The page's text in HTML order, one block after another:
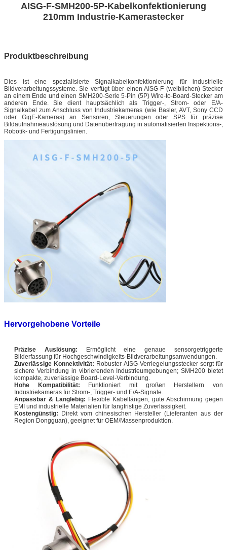
AISG-F-SMH200-5P-Kabelkonfektionierung
210mm Industrie-Kamerastecker
Produktbeschreibung
Dies ist eine spezialisierte Signalkabelkonfektionierung für industrielle
Bildverarbeitungssysteme. Sie verfügt über einen AISG-F (weiblichen) Stecker
an einem Ende und einen SMH200-Serie 5-Pin (5P) Wire-to-Board-Stecker am
anderen Ende. Sie dient hauptsächlich als Trigger-, Strom- oder E/A-
Signalkabel zum Anschluss von Industriekameras (wie Basler, AVT, Sony CCD
oder GigE-Kameras) an Sensoren, Steuerungen oder SPS für präzise
Bildaufnahmeauslösung und Datenübertragung in automatisierten Inspektions-,
Robotik- und Fertigungslinien.
Hervorgehobene Vorteile
Präzise Auslösung: Ermöglicht eine genaue sensorgetriggerte
Bilderfassung für Hochgeschwindigkeits-Bildverarbeitungsanwendungen.
Zuverlässige Konnektivität: Robuster AISG-Verriegelungsstecker sorgt für
sichere Verbindung in vibrierenden Industrieumgebungen; SMH200 bietet
kompakte, zuverlässige Board-Level-Verbindung.
Hohe Kompatibilität: Funktioniert mit großen Herstellern von
Industriekameras für Strom-, Trigger- und E/A-Signale.
Anpassbar & Langlebig: Flexible Kabellängen, gute Abschirmung gegen
EMI und industrielle Materialien für langfristige Zuverlässigkeit.
Kostengünstig: Direkt vom chinesischen Hersteller (Lieferanten aus der
Region Dongguan), geeignet für OEM/Massenproduktion.